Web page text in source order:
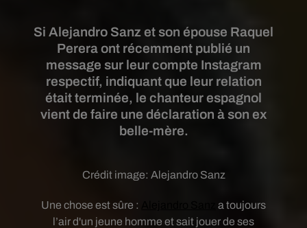
Si Alejandro Sanz et son épouse Raquel
Perera ont récemment publié un
message sur leur compte Instagram
respectif, indiquant que leur relation
était terminée, le chanteur espagnol
vient de faire une déclaration à son ex
belle-mère.
Crédit image: Alejandro Sanz
Une chose est sûre :
a toujours
l’air d'un jeune homme et sait jouer de ses